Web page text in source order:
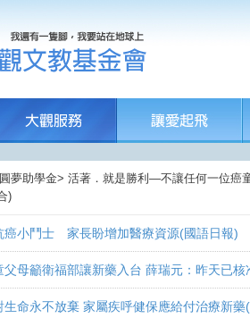
夢助學金> 活著．就是勝利—不讓任何一位癌
)
癌小鬥士 家長盼增加醫療資源(國語日報)
母籲衛福部讓新藥入台 薛瑞元：昨天已
命永不放棄 家屬疾呼健保應給付治療新藥